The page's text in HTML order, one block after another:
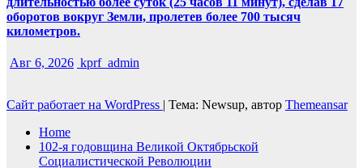
оборотов вокруг Земли, пролетев более 700 тысяч
километров.
Авг 6, 2026 kprf_admin
Сайт работает на WordPress | Тема: Newsup, автор Themeansar
Home
102-я годовщина Великой Октябрьской
Социалистической Революции